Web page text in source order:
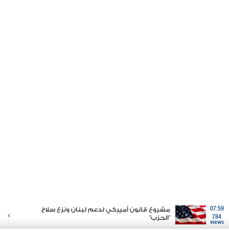
07:59
784
views
مشروع قانون أميركي لدعم لبنان ونزع سلاح
"الحزب"